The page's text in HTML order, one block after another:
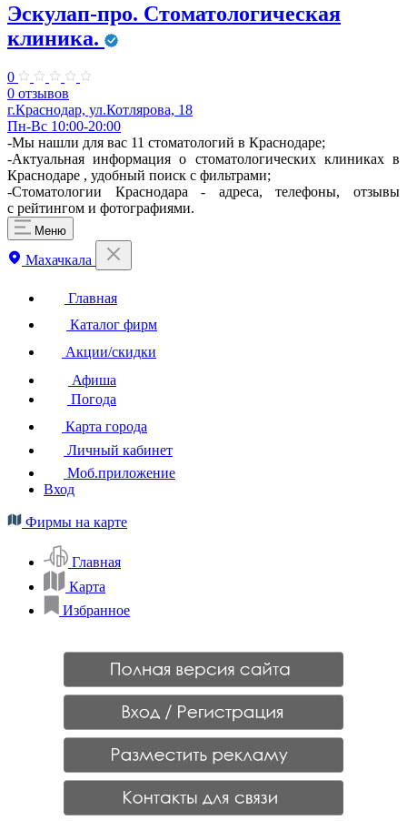
Эскулап-про. Стоматологическая
клиника.
0
0 отзывов
г.Краснодар, ул.Котлярова, 18
Пн-Вс 10:00-20:00
-Мы нашли для вас 11 стоматологий в Краснодаре;
-Актуальная информация о стоматологических клиниках в
Краснодаре , удобный поиск с фильтрами;
-Стоматологии Краснодара - адреса, телефоны, отзывы
с рейтингом и фотографиями.
Меню
Махачкала
Главная
Каталог фирм
Акции/скидки
Афиша
Погода
Карта города
Личный кабинет
Моб.приложение
Вход
Фирмы на карте
Главная
Карта
Избранное